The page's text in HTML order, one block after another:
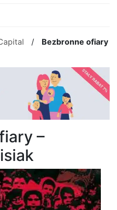
/ Bezbronne ofiary
–